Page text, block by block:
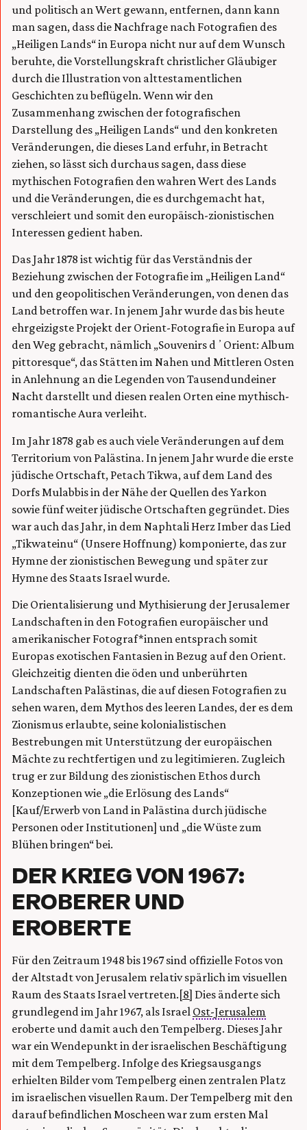
und politisch an Wert gewann, entfernen, dann kann
man sagen, dass die Nachfrage nach Fotografien des
„Heiligen Lands“ in Europa nicht nur auf dem Wunsch
beruhte, die Vorstellungskraft christlicher Gläubiger
durch die Illustration von alttestamentlichen
Geschichten zu beflügeln. Wenn wir den
Zusammenhang zwischen der fotografischen
Darstellung des „Heiligen Lands“ und den konkreten
Veränderungen, die dieses Land erfuhr, in Betracht
ziehen, so lässt sich durchaus sagen, dass diese
mythischen Fotografien den wahren Wert des Lands
und die Veränderungen, die es durchgemacht hat,
verschleiert und somit den europäisch-zionistischen
Interessen gedient haben.
Das Jahr 1878 ist wichtig für das Verständnis der
Beziehung zwischen der Fotografie im „Heiligen Land“
und den geopolitischen Veränderungen, von denen das
Land betroffen war. In jenem Jahr wurde das bis heute
ehrgeizigste Projekt der Orient-Fotografie in Europa auf
den Weg gebracht, nämlich „Souvenirs dʼOrient: Album
pittoresque“, das Stätten im Nahen und Mittleren Osten
in Anlehnung an die Legenden von Tausendundeiner
Nacht darstellt und diesen realen Orten eine mythisch-
romantische Aura verleiht.
Im Jahr 1878 gab es auch viele Veränderungen auf dem
Territorium von Palästina. In jenem Jahr wurde die erste
jüdische Ortschaft, Petach Tikwa, auf dem Land des
Dorfs Mulabbis in der Nähe der Quellen des Yarkon
sowie fünf weiter jüdische Ortschaften gegründet. Dies
war auch das Jahr, in dem Naphtali Herz Imber das Lied
„Tikwateinu“ (Unsere Hoffnung) komponierte, das zur
Hymne der zionistischen Bewegung und später zur
Hymne des Staats Israel wurde.
Die Orientalisierung und Mythisierung der Jerusalemer
Landschaften in den Fotografien europäischer und
amerikanischer Fotograf*innen entsprach somit
Europas exotischen Fantasien in Bezug auf den Orient.
Gleichzeitig dienten die öden und unberührten
Landschaften Palästinas, die auf diesen Fotografien zu
sehen waren, dem Mythos des leeren Landes, der es dem
Zionismus erlaubte, seine kolonialistischen
Bestrebungen mit Unterstützung der europäischen
Mächte zu rechtfertigen und zu legitimieren. Zugleich
trug er zur Bildung des zionistischen Ethos durch
Konzeptionen wie „die Erlösung des Lands“
[Kauf/Erwerb von Land in Palästina durch jüdische
Personen oder Institutionen] und „die Wüste zum
Blühen bringen“ bei.
DER KRIEG VON 1967:
EROBERER UND
EROBERTE
Für den Zeitraum 1948 bis 1967 sind offizielle Fotos von
der Altstadt von Jerusalem relativ spärlich im visuellen
Raum des Staats Israel vertreten. [8] Dies änderte sich
grundlegend im Jahr 1967, als Israel Ost-Jerusalem
eroberte und damit auch den Tempelberg. Dieses Jahr
war ein Wendepunkt in der israelischen Beschäftigung
mit dem Tempelberg. Infolge des Kriegsausgangs
erhielten Bilder vom Tempelberg einen zentralen Platz
im israelischen visuellen Raum. Der Tempelberg mit den
darauf befindlichen Moscheen war zum ersten Mal